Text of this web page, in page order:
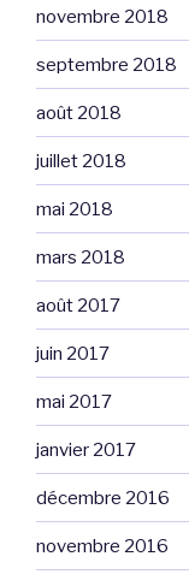
novembre 2018
septembre 2018
août 2018
juillet 2018
mai 2018
mars 2018
août 2017
juin 2017
mai 2017
janvier 2017
décembre 2016
novembre 2016